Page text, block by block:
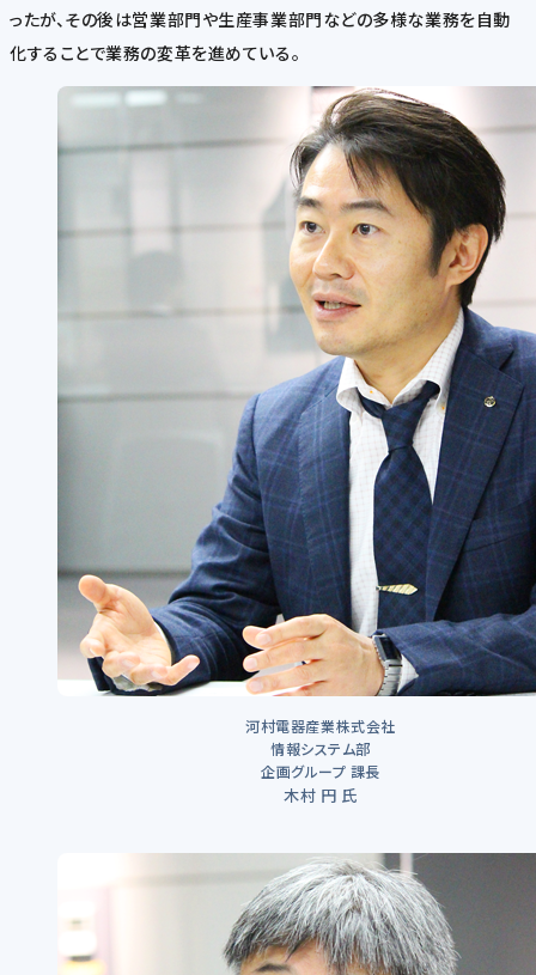
ったが、その後は営業部門や生産事業部門などの多様な業務を自動
化することで業務の変革を進めている。
河村電器産業株式会社
情報システム部
企画グループ 課長
木村 円 氏